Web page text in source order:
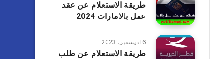
طريقة الاستعلام عن عقد
عمل بالامارات 2024
16 ديسمبر، 2023
طريقة الاستعلام عن طلب